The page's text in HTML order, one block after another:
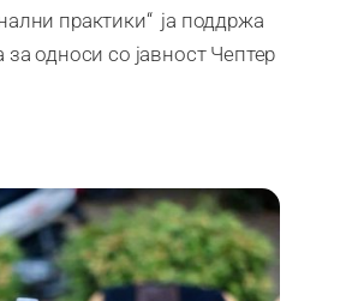
практики“ ја поддржа
за односи со јавност Чептер